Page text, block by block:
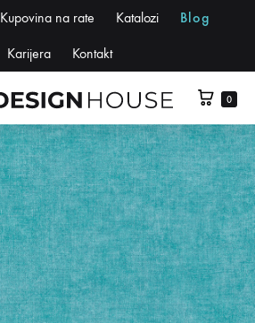
Kupovina na rate Katalozi Blog
Karijera Kontakt
0